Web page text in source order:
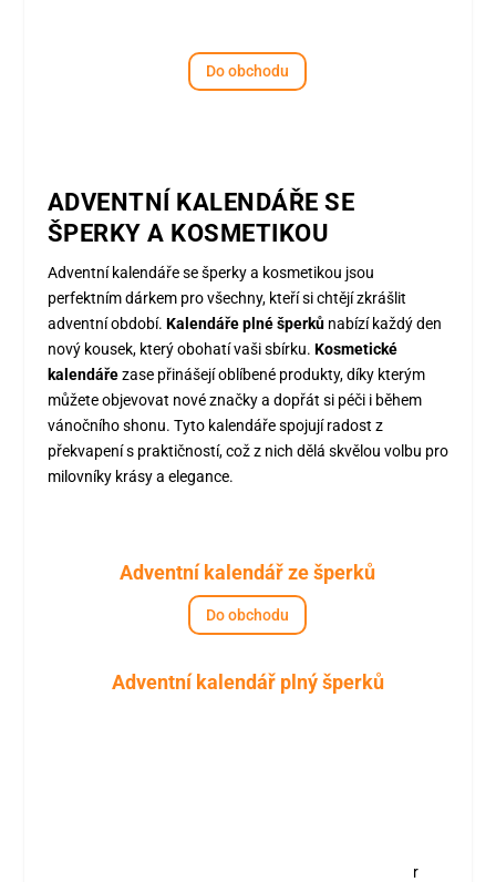
Do obchodu
ADVENTNÍ KALENDÁŘE SE
ŠPERKY A KOSMETIKOU
Adventní kalendáře se šperky a kosmetikou jsou
perfektním dárkem pro všechny, kteří si chtějí zkrášlit
adventní období. Kalendáře plné šperkůnabízí každý den
nový kousek, který obohatí vaši sbírku. Kosmetické
kalendářezase přinášejí oblíbené produkty, díky kterým
můžete objevovat nové značky a dopřát si péči i během
vánočního shonu. Tyto kalendáře spojují radost z
překvapení s praktičností, což z nich dělá skvělou volbu pro
milovníky krásy a elegance.
Adventní kalendář ze šperků
Do obchodu
Adventní kalendář plný šperků
r